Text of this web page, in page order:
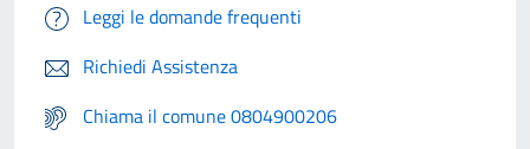
Leggi le domande frequenti
Richiedi Assistenza
Chiama il comune 0804900206